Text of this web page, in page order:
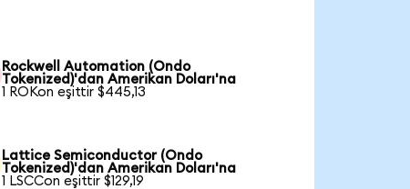
Rockwell Automation (Ondo
Tokenized)'dan Amerikan Doları'na
1 ROKon eşittir $445,13
Lattice Semiconductor (Ondo
Tokenized)'dan Amerikan Doları'na
1 LSCCon eşittir $129,19